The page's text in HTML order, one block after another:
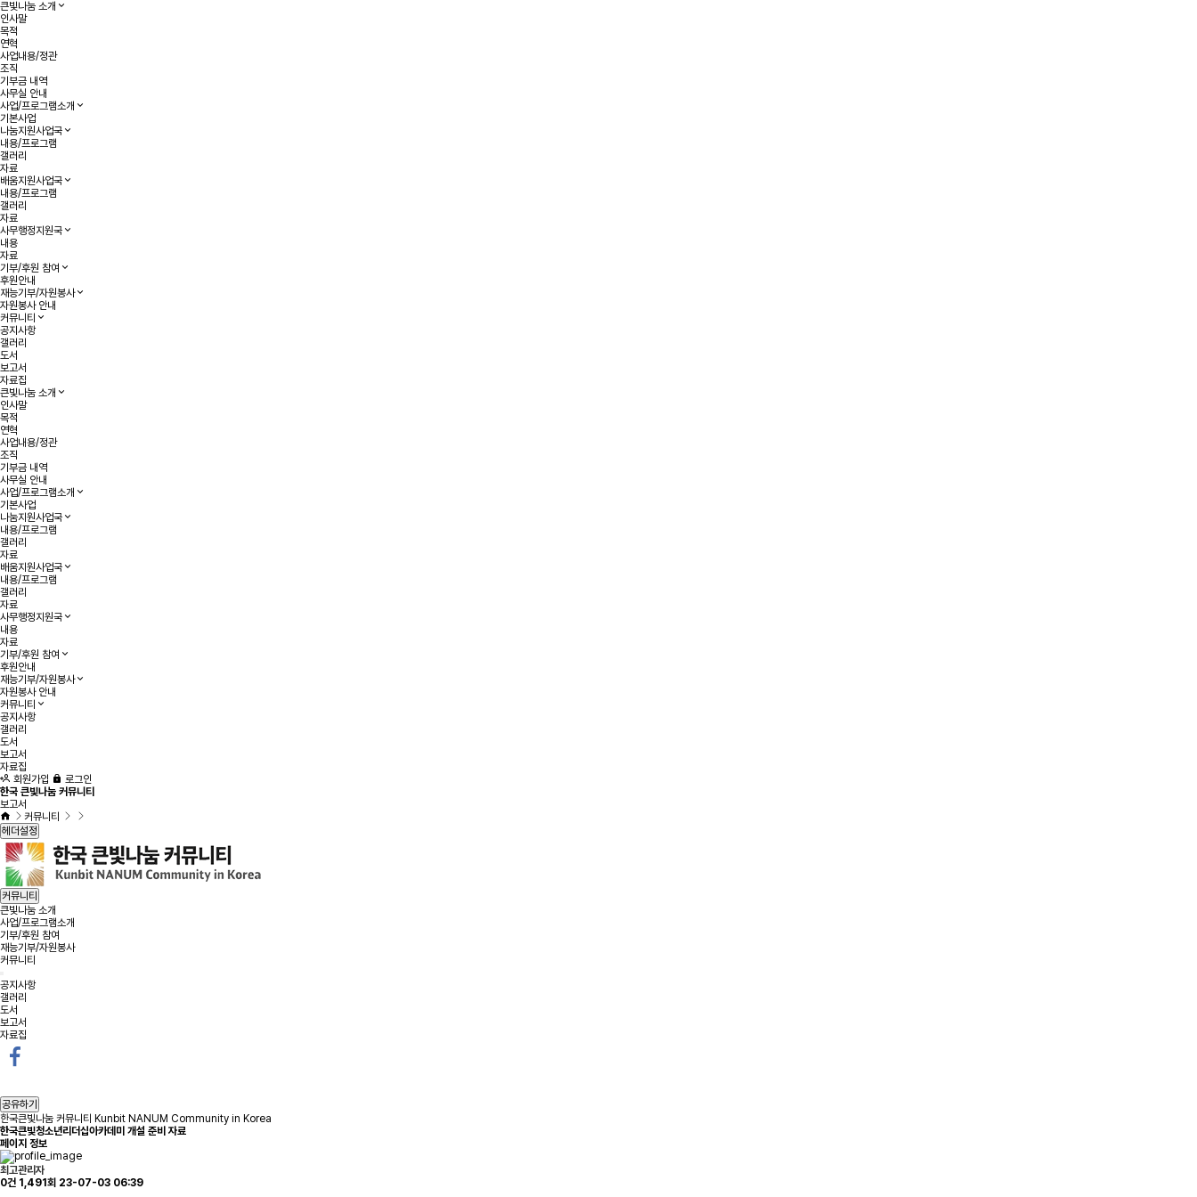
큰빛나눔 소개
인사말
목적
연혁
사업내용/정관
조직
기부금 내역
사무실 안내
사업/프로그램소개
기본사업
나눔지원사업국
내용/프로그램
갤러리
자료
배움지원사업국
내용/프로그램
갤러리
자료
사무행정지원국
내용
자료
기부/후원 참여
후원안내
재능기부/자원봉사
자원봉사 안내
커뮤니티
공지사항
갤러리
도서
보고서
자료집
큰빛나눔 소개
인사말
목적
연혁
사업내용/정관
조직
기부금 내역
사무실 안내
사업/프로그램소개
기본사업
나눔지원사업국
내용/프로그램
갤러리
자료
배움지원사업국
내용/프로그램
갤러리
자료
사무행정지원국
내용
자료
기부/후원 참여
후원안내
재능기부/자원봉사
자원봉사 안내
커뮤니티
공지사항
갤러리
도서
보고서
자료집
회원가입
로그인
한국 큰빛나눔 커뮤니티
보고서
커뮤니티
헤더설정
커뮤니티
큰빛나눔 소개
사업/프로그램소개
기부/후원 참여
재능기부/자원봉사
커뮤니티
공지사항
갤러리
도서
보고서
자료집
공유하기
한국큰빛나눔 커뮤니티 Kunbit NANUM Community in Korea
한국큰빛청소년리더십아카데미 개설 준비 자료
페이지 정보
최고관리자
0건 1,491회 23-07-03 06:39